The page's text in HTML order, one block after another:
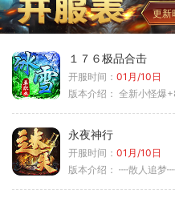
更新
１７６极品合击
开服时间： 01月/10日
版本介绍： 全新小怪爆
永夜神行
开服时间： 01月/10日
版本介绍： ┉散人追梦